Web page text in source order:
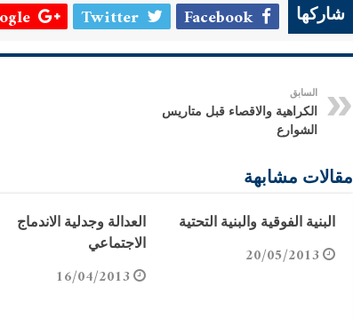
شاركها Facebook
Twitter
+
السابق
الكراهية والاقصاء قبل متاريس
الشوارع
مقالات مشابهة
البنية الفوقية والبنية التحتية
20/05/2013
العدالة وجدلية الاندماج
الاجتماعي
16/04/2013